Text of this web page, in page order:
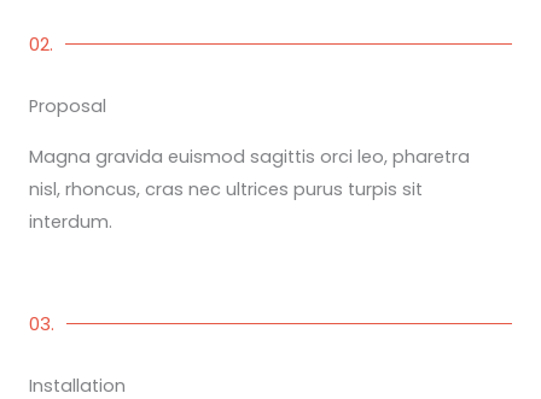
02.
Proposal
Magna gravida euismod sagittis orci leo, pharetra
nisl, rhoncus, cras nec ultrices purus turpis sit
interdum.
03.
Installation